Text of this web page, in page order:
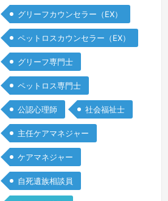
どもを育てていくなかで、暗闇のなかひ
とり膝を抱えて座っているような、そん
なひとりぼっちのような感覚で日々を過
ごしていました。そんな時に出会ったの
がグリーフケアの学びでした。グリーフ
ケアの学びを通じて人と向き合うことの
大切さ自分自身と向き合うことの大切さ
を学… 続きを見る »
グリーフカウンセラー（EX）
ペットロスカウンセラー（EX）
グリーフ専門士
ペットロス専門士
公認心理師 社会福祉士
主任ケアマネジャー
ケアマネジャー
自死遺族相談員